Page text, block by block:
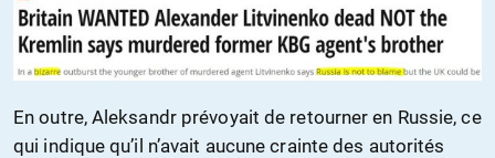
En outre, Aleksandr prévoyait de retourner en Russie, ce
qui indique qu’il n’avait aucune crainte des autorités